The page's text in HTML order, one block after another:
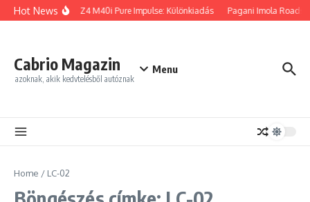
Ugrás a tartalomhoz
Hot NewsBMW Z4 M40i Pure Impulse: Különkiadás Pagani Imola
Cabrio Magazin
azoknak, akik kedvtelésből autóznak
Menu
Home / LC-02